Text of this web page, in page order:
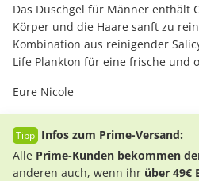
Das Duschgel für Männer enthält
Körper und die Haare sanft zu
Kombination aus reinigender
Life Plankton für eine frische und
Eure Nicole
Infos zum Prime-Versand:
Alle Prime-Kunden bekommen
anderen auch, wenn ihr über 49€